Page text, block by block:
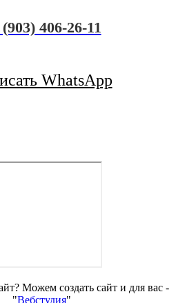
406-26-11
WhatsApp
Можем создать сайт и для вас -
"Вебстудия"